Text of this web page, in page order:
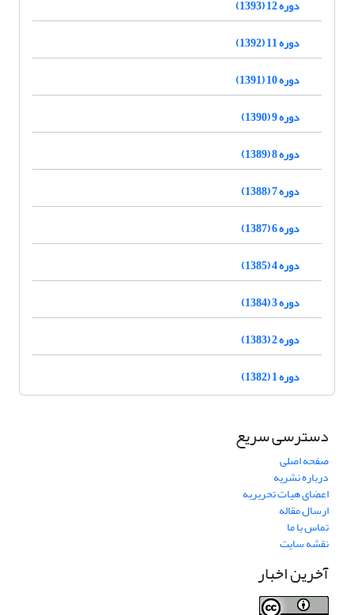
دوره 12 (1393)
دوره 11 (1392)
دوره 10 (1391)
دوره 9 (1390)
دوره 8 (1389)
دوره 7 (1388)
دوره 6 (1387)
دوره 4 (1385)
دوره 3 (1384)
دوره 2 (1383)
دوره 1 (1382)
دسترسی سریع
صفحه اصلی
درباره نشریه
اعضای هیات تحریریه
ارسال مقاله
تماس با ما
نقشه سایت
آخرین اخبار